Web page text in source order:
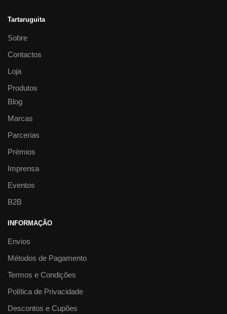
Tartaruguita
Sobre
Contactos
Loja
Produtos
Blog
Marcas
Parcerias
Prémios
Imprensa
Eventos
B2B
INFORMAÇÃO
Envios
Métodos de Pagamento
Termos e Condições
Política de Privacidade
Descontos e Cupões